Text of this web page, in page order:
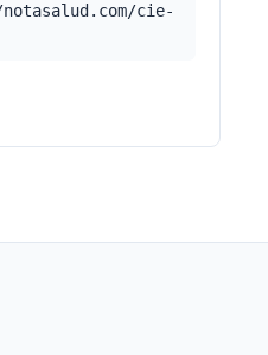
cie-